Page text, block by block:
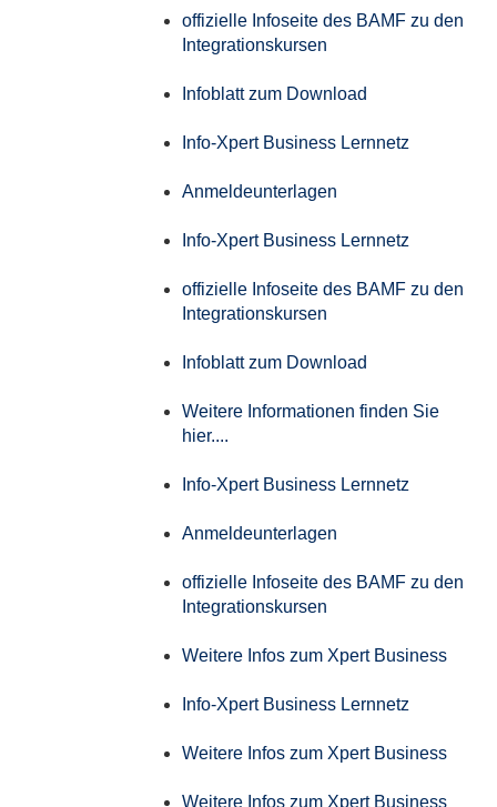
offizielle Infoseite des BAMF zu den
Integrationskursen
Infoblatt zum Download
Info-Xpert Business Lernnetz
Anmeldeunterlagen
Info-Xpert Business Lernnetz
offizielle Infoseite des BAMF zu den
Integrationskursen
Infoblatt zum Download
Weitere Informationen finden Sie
hier....
Info-Xpert Business Lernnetz
Anmeldeunterlagen
offizielle Infoseite des BAMF zu den
Integrationskursen
Weitere Infos zum Xpert Business
Info-Xpert Business Lernnetz
Weitere Infos zum Xpert Business
Weitere Infos zum Xpert Business